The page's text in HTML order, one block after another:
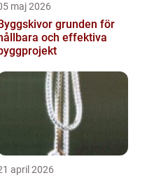
maj 2026
grunden för
och effektiva
april 2026